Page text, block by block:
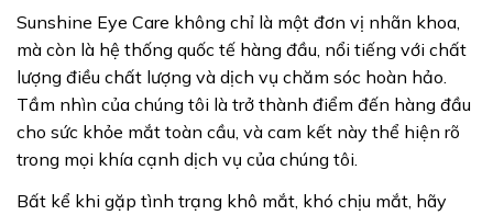
Sunshine Eye Care không chỉ là một đơn vị nhãn khoa,
mà còn là hệ thống quốc tế hàng đầu, nổi tiếng với chất
lượng điều chất lượng và dịch vụ chăm sóc hoàn hảo.
Tầm nhìn của chúng tôi là trở thành điểm đến hàng đầu
cho sức khỏe mắt toàn cầu, và cam kết này thể hiện rõ
trong mọi khía cạnh dịch vụ của chúng tôi.
Bất kể khi gặp tình trạng khô mắt, khó chịu mắt, hãy